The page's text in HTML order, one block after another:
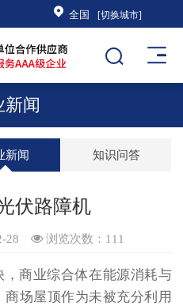
全国 [切换城市]
新闻
新闻 知识问答
伏路障机
28 浏览次数： 111
，商业综合体在能源消耗与
场屋顶作为未被充分利用